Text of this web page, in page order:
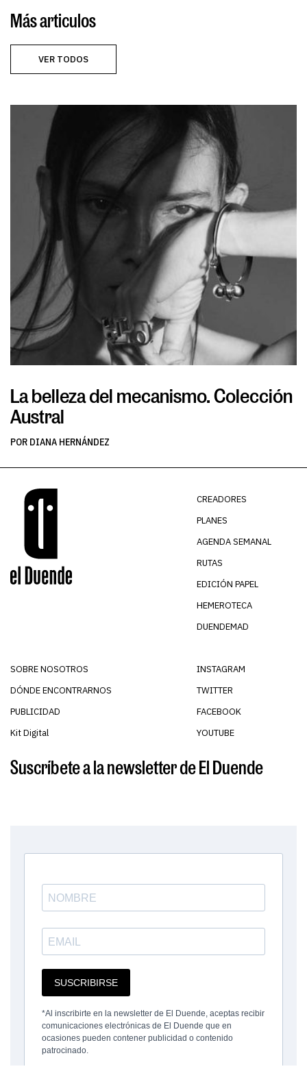
Más articulos
VER TODOS
La belleza del mecanismo. Colección
Austral
POR DIANA HERNÁNDEZ
CREADORES
PLANES
AGENDA SEMANAL
RUTAS
EDICIÓN PAPEL
HEMEROTECA
DUENDEMAD
SOBRE NOSOTROS
DÓNDE ENCONTRARNOS
PUBLICIDAD
Kit Digital
INSTAGRAM
TWITTER
FACEBOOK
YOUTUBE
Suscríbete a la newsletter de El Duende